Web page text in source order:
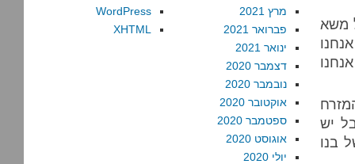
משא
יש
בנו
מרץ 2021
פברואר 2021
ינואר 2021
דצמבר 2020
נובמבר 2020
אוקטובר 2020
ספטמבר 2020
אוגוסט 2020
יולי 2020
WordPress
XHTML